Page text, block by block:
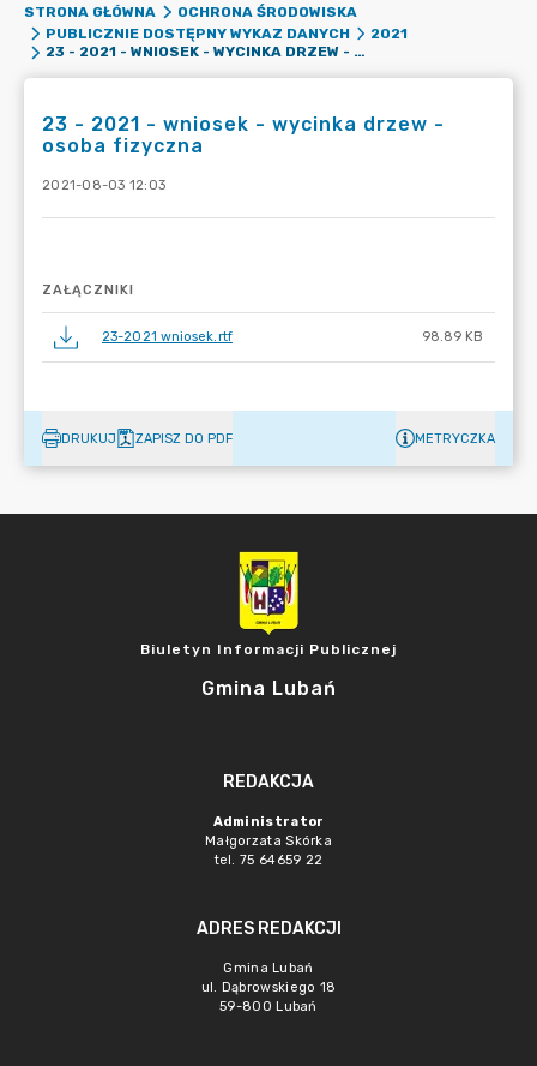
STRONA GŁÓWNA
OCHRONA ŚRODOWISKA
PUBLICZNIE DOSTĘPNY WYKAZ DANYCH
2021
23 - 2021 - WNIOSEK - WYCINKA DRZEW - OSOBA FIZYCZNA
23 - 2021 - wniosek - wycinka drzew -
osoba fizyczna
2021-08-03 12:03
ZAŁĄCZNIKI
23-2021 wniosek.rtf 98.89 KB
DRUKUJ ZAPISZ DO PDF METRYCZKA
Biuletyn Informacji Publicznej
Gmina Lubań
REDAKCJA
Administrator
Małgorzata Skórka
tel. 75 64659 22
ADRES REDAKCJI
Gmina Lubań
ul. Dąbrowskiego 18
59-800 Lubań